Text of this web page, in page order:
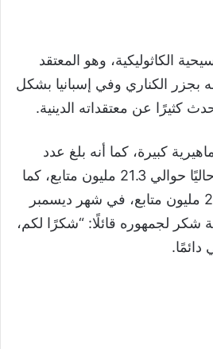
الكاثوليكية، وهو المعتقد
الكناري وفي إسبانيا بشكل
كثيرًا عن معتقداته الدينية.
كبيرة، كما أنه بلغ عدد
متابعيه على إنستغرام حاليًا حوالي 21.3 مليون متابع، كما
أنه احتفل بتجاوزه الـ 20 مليون متابع، في شهر ديسمبر
شكر لجمهوره قائلًا: “شكرًا لكم،